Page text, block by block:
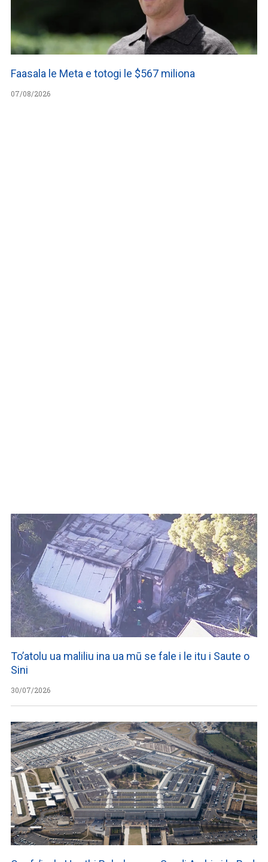
Faasala le Meta e totogi le $567 miliona
07/08/2026
To’atolu ua maliliu ina ua mū se fale i le itu i Saute o
Sini
30/07/2026